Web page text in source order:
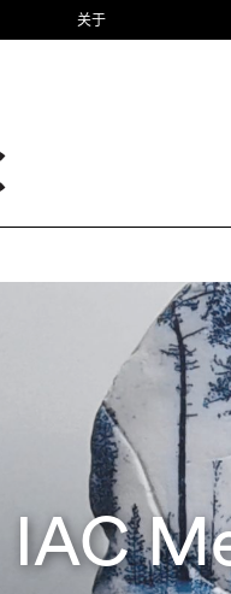
关于
IAC